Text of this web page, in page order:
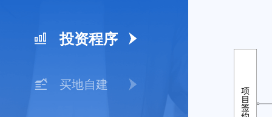
投资程序
买地自建